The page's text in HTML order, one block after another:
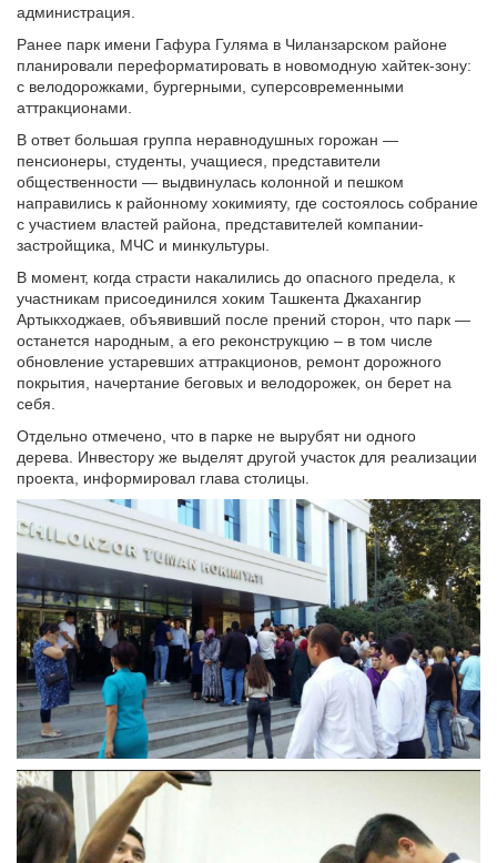
администрация.
Ранее парк имени Гафура Гуляма в Чиланзарском районе
планировали переформатировать в новомодную хайтек-зону:
с велодорожками, бургерными, суперсовременными
аттракционами.
В ответ большая группа неравнодушных горожан —
пенсионеры, студенты, учащиеся, представители
общественности — выдвинулась колонной и пешком
направились к районному хокимияту, где состоялось собрание
с участием властей района, представителей компании-
застройщика, МЧС и минкультуры.
В момент, когда страсти накалились до опасного предела, к
участникам присоединился хоким Ташкента Джахангир
Артыкходжаев, объявивший после прений сторон, что парк —
останется народным, а его реконструкцию – в том числе
обновление устаревших аттракционов, ремонт дорожного
покрытия, начертание беговых и велодорожек, он берет на
себя.
Отдельно отмечено, что в парке не вырубят ни одного
дерева. Инвестору же выделят другой участок для реализации
проекта, информировал глава столицы.